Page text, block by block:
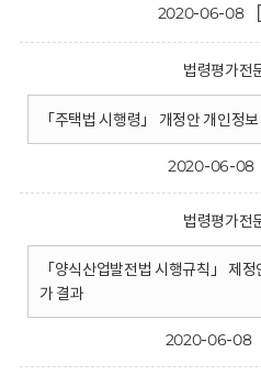
2020-06-08
법령평가전
「주택법 시행령」 개정안 개인정
2020-06-08
법령평가전
「양식산업발전법 시행규칙」 제
가 결과
2020-06-08